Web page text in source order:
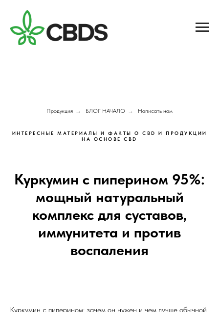
Продукция → БЛОГ НАЧАЛО → Написать нам
ИНТЕРЕСНЫЕ МАТЕРИАЛЫ И ФАКТЫ О CBD И ПРОДУКЦИИ
НА ОСНОВЕ CBD
Куркумин с пиперином 95%:
мощный натуральный
комплекс для суставов,
иммунитета и против
воспаления
Куркумин с пиперином: зачем он нужен и чем лучше обычной